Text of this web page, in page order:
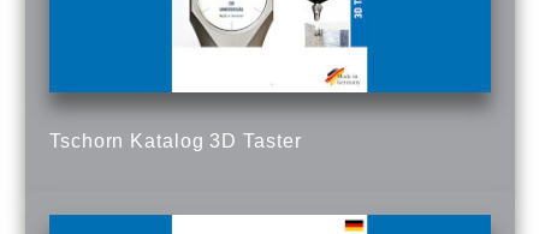
Tschorn Katalog 3D Taster